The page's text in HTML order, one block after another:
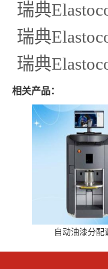
瑞典
瑞典
瑞典
相关产品：
自动油漆分配